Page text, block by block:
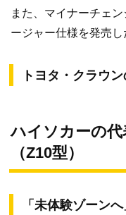
また、マイナーチェ
ージャー仕様を発売し
トヨタ・クラウ
ハイソカーの
（Z10型）
「未体験ゾーンへ